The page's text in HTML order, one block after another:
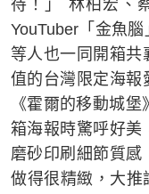
待！」 林柏宏、
YouTuber「金魚
等人也一同開箱共
值的台灣限定海報
《霍爾的移動城
箱海報時驚呼好美
磨砂印刷細節質感
做得很精緻，大推